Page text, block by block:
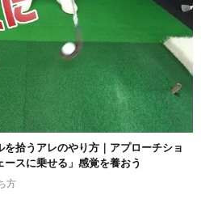
拾うアレのやり方｜アプローチショ
スに乗せる」感覚を養おう
方